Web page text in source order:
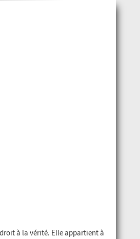
à la vérité. Elle appartient à